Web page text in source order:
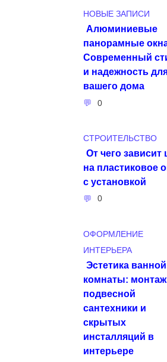
НОВЫЕ ЗАПИСИ
Алюминиевые
панорамные
Современный
и надежность
вашего дома
0
СТРОИТЕЛЬСТВО
От чего зависит
на пластиковое
с установкой
0
ОФОРМЛЕНИЕ
ИНТЕРЬЕРА
Эстетика ванной
комнаты: монтаж
подвесной
сантехники и
скрытых
инсталляций в
интерьере